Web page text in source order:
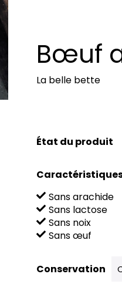
Bœuf
La belle bette
État du produit
Sans arachide
Sans lactose
Sans noix
Sans œuf
Conservation